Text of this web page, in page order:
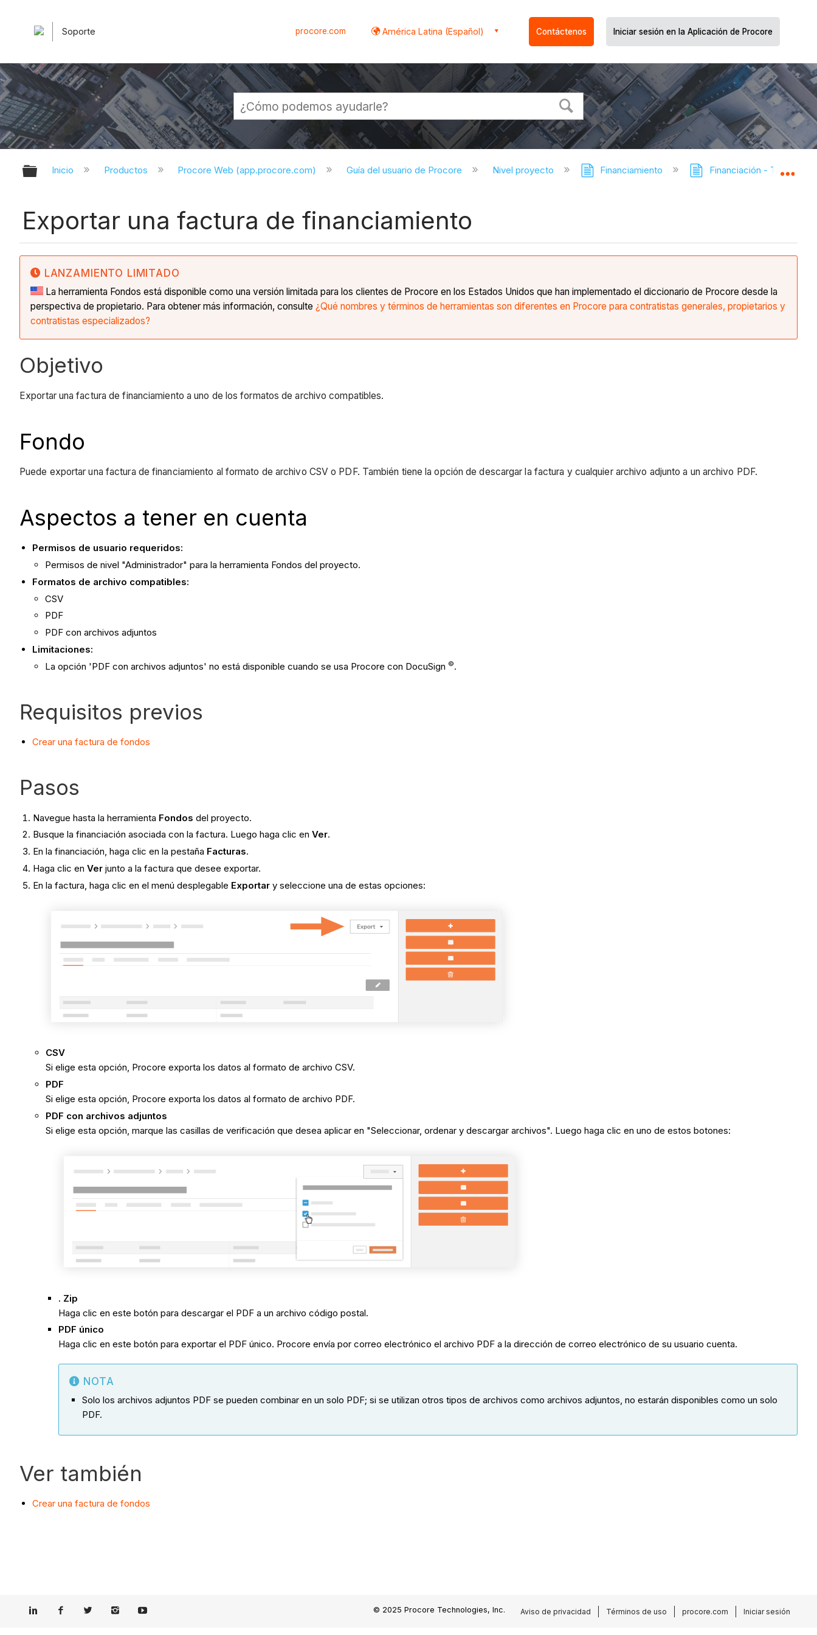
Soporte procore.com América Latina (Español) Contáctenos Iniciar sesión en la Aplicación de Procore
Expandir/contraer jerarquía global
Inicio Productos Procore Web (app.procore.com) Guía del usuario de Procore Nivel proyecto Financiamiento Financiación - Tutoriales
Exportar una factura de financiamiento
LANZAMIENTO LIMITADO
La herramienta Fondos está disponible como una versión limitada para los clientes de Procore en los Estados Unidos que han implementado el diccionario de Procore desde la
perspectiva de propietario. Para obtener más información, consulte ¿Qué nombres y términos de herramientas son diferentes en Procore para contratistas generales, propietarios y
contratistas especializados?
Objetivo
Exportar una factura de financiamiento a uno de los formatos de archivo compatibles.
Fondo
Puede exportar una factura de financiamiento al formato de archivo CSV o PDF. También tiene la opción de descargar la factura y cualquier archivo adjunto a un archivo PDF.
Aspectos a tener en cuenta
Permisos de usuario requeridos:
Permisos de nivel "Administrador" para la herramienta Fondos del proyecto.
Formatos de archivo compatibles:
CSV
PDF
PDF con archivos adjuntos
Limitaciones:
La opción 'PDF con archivos adjuntos' no está disponible cuando se usa Procore con DocuSign ©.
Requisitos previos
Crear una factura de fondos
Pasos
Navegue hasta la herramienta Fondos del proyecto.
Busque la financiación asociada con la factura. Luego haga clic enVer.
En la financiación, haga clic en la pestaña Facturas.
Haga clic enVer junto a la factura que desee exportar.
En la factura, haga clic en el menú desplegable Exportar y seleccione una de estas opciones:
CSV
Si elige esta opción, Procore exporta los datos al formato de archivo CSV.
PDF
Si elige esta opción, Procore exporta los datos al formato de archivo PDF.
PDF con archivos adjuntos
Si elige esta opción, marque las casillas de verificación que desea aplicar en "Seleccionar, ordenar y descargar archivos". Luego haga clic en uno de estos botones:
. Zip
Haga clic en este botón para descargar el PDF a un archivo código postal.
PDF único
Haga clic en este botón para exportar el PDF único. Procore envía por correo electrónico el archivo PDF a la dirección de correo electrónico de su usuario cuenta.
NOTA
Solo los archivos adjuntos PDF se pueden combinar en un solo PDF; si se utilizan otros tipos de archivos como archivos adjuntos, no estarán disponibles como un solo
PDF.
Ver también
Crear una factura de fondos
© 2025 Procore Technologies, Inc. Aviso de privacidad Términos de uso procore.com Iniciar sesión